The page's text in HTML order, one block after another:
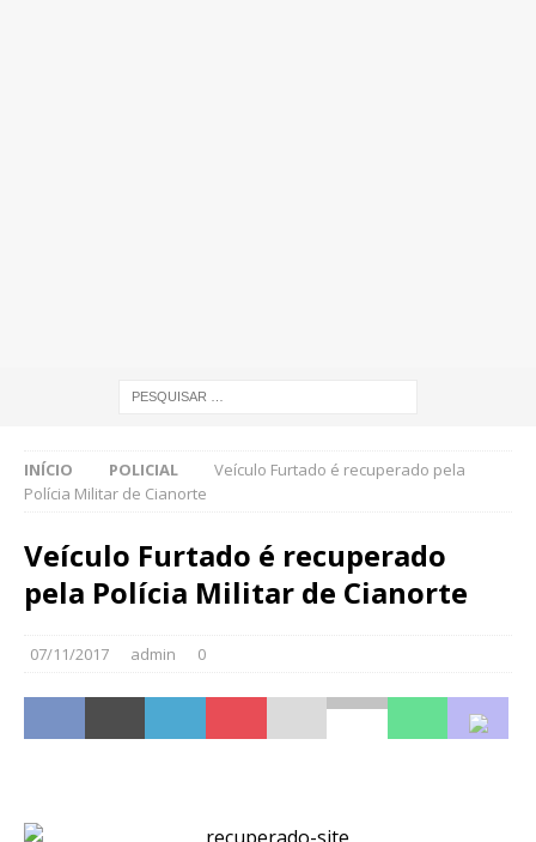
INÍCIO POLICIAL
Veículo Furtado é recuperado pela
Polícia Militar de Cianorte
Veículo Furtado é recuperado
pela Polícia Militar de Cianorte
07/11/2017 admin 0